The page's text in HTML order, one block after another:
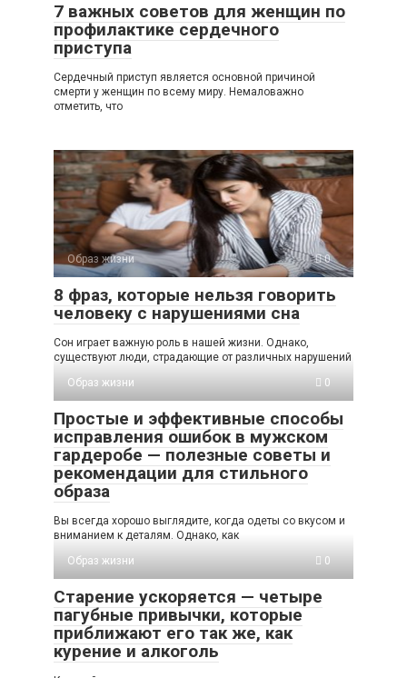
7 важных советов для женщин по
профилактике сердечного
приступа
Сердечный приступ является основной причиной
смерти у женщин по всему миру. Немаловажно
отметить, что
Образ жизни 0
8 фраз, которые нельзя говорить
человеку с нарушениями сна
Сон играет важную роль в нашей жизни. Однако,
существуют люди, страдающие от различных нарушений
Образ жизни
0
Простые и эффективные способы
исправления ошибок в мужском
гардеробе — полезные советы и
рекомендации для стильного
образа
Вы всегда хорошо выглядите, когда одеты со вкусом и
вниманием к деталям. Однако, как
Образ жизни
0
Старение ускоряется — четыре
пагубные привычки, которые
приближают его так же, как
курение и алкоголь